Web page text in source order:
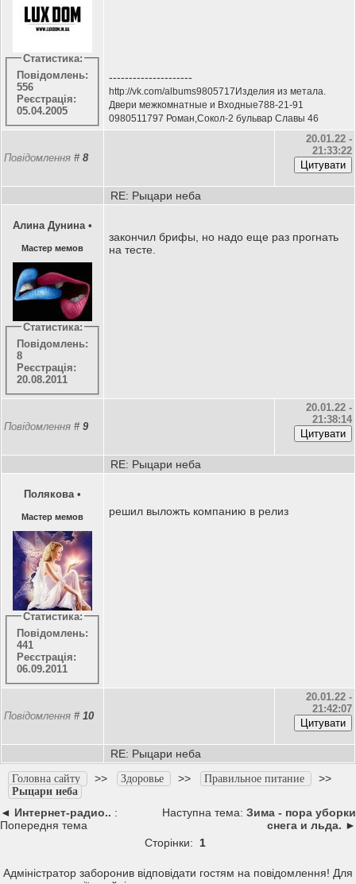
Статистика:
Повідомлень:
556
Реєстрація:
05.04.2005
---------------------
http://vk.com/albums9805717Изделия из метала.
Двери межкомнатные и Входные788-21-91
0980511797 Роман,Сокол-2 бульвар Славы 46
Повідомлення # 8
20.01.22 -
21:33:22
RE: Рыцари неба
Алина Дунина •
Мастер мемов
Статистика:
Повідомлень:
8
Реєстрація:
20.08.2011
закончил брифы, но надо еще раз прогнать
на тесте.
Повідомлення # 9
20.01.22 -
21:38:14
RE: Рыцари неба
Полякова •
Мастер мемов
Статистика:
Повідомлень:
441
Реєстрація:
06.09.2011
решил выложть компанию в релиз
Повідомлення # 10
20.01.22 -
21:42:07
RE: Рыцари неба
Головна сайту >> Здоровье >> Правильное питание >>
Рыцари неба
◄ Интернет-радио.. :
Попередня тема
Наступна тема: Зима - пора уборки
снега и льда. ►
Сторінки: 1
Адміністратор заборонив відповідати гостям на повідомлення! Для